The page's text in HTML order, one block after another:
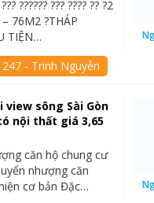
?????? ??? ???? ?? ?2
76M2 ?THÁP
TIỆN…
- Trinh Nguyễn
view sông Sài Gòn
nội thất giá 3,65
căn hộ chung cư
nhượng căn
cơ bản Đặc…